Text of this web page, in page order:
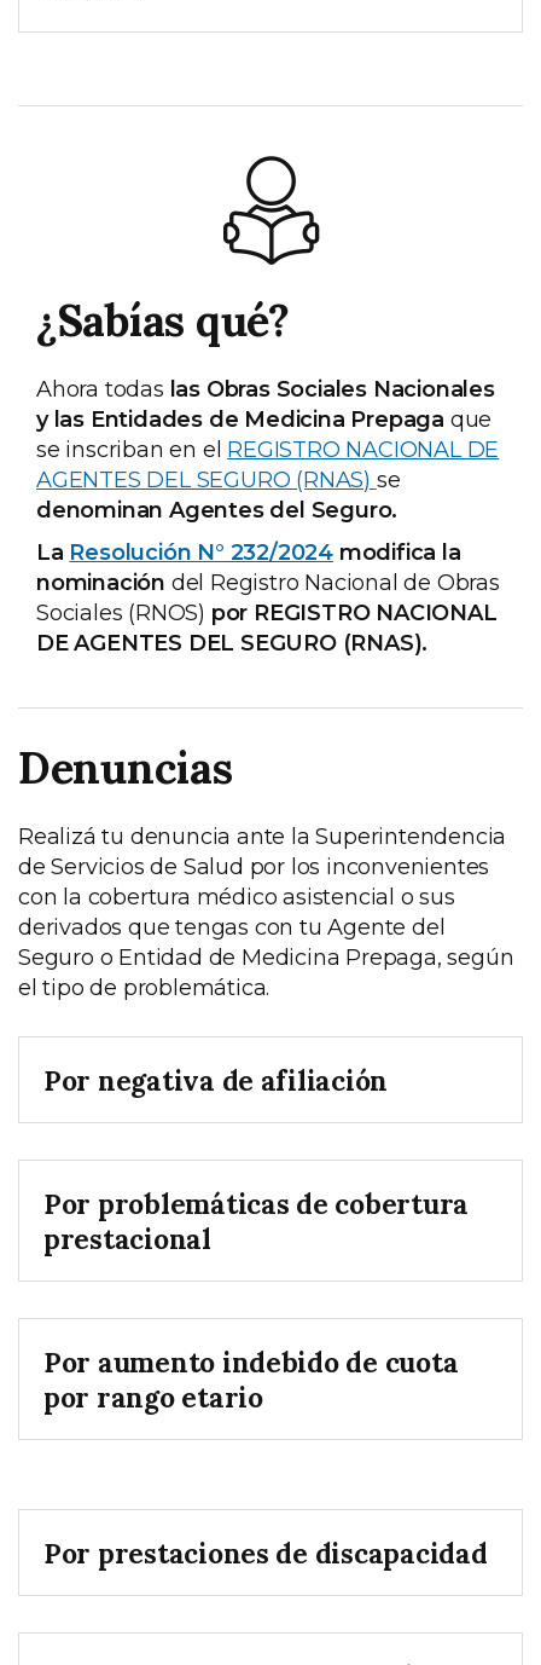
¿Sabías qué?
Ahora todas las Obras Sociales Nacionales
y las Entidades de Medicina Prepaga que
se inscriban en el REGISTRO NACIONAL DE
AGENTES DEL SEGURO (RNAS) se
denominan Agentes del Seguro.
La Resolución N° 232/2024 modifica la
nominación del Registro Nacional de Obras
Sociales (RNOS) por REGISTRO NACIONAL
DE AGENTES DEL SEGURO (RNAS).
Denuncias
Realizá tu denuncia ante la Superintendencia
de Servicios de Salud por los inconvenientes
con la cobertura médico asistencial o sus
derivados que tengas con tu Agente del
Seguro o Entidad de Medicina Prepaga, según
el tipo de problemática.
Por negativa de afiliación
Por problemáticas de cobertura
prestacional
Por aumento indebido de cuota
por rango etario
Por prestaciones de discapacidad